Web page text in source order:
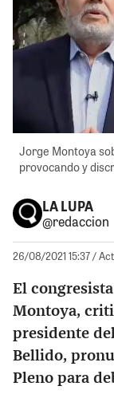
Jorge Montoya
provocando y
LA LUPA
@redaccion
26/08/2021 15:37/
El
Montoya,
presidente
Bellido,
Pleno para